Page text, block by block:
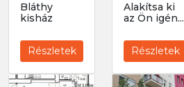
Bláthy
kisház
Részletek
Alakítsa ki
az Ön igén...
Részletek